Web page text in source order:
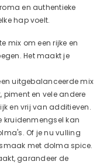
en authentieke
hap voelt.
mix om een rijke en
Het maakt je
uitgebalanceerde mix
piment en vele andere
en vrij van additieven.
kruidenmengsel kan
Of je nu vulling
met dolma spice.
garandeer de